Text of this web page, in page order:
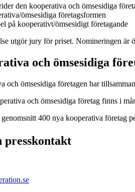
den kooperativa och ömsesidiga
ömsesidiga företagsformen
på kooperativt/ömsesidigt företagande
utgör jury för priset. Nomineringen
och ömsesidiga
och ömsesidiga företagen har
och ömsesidiga företag finns i
genomsnitt 400 nya kooperativa företag